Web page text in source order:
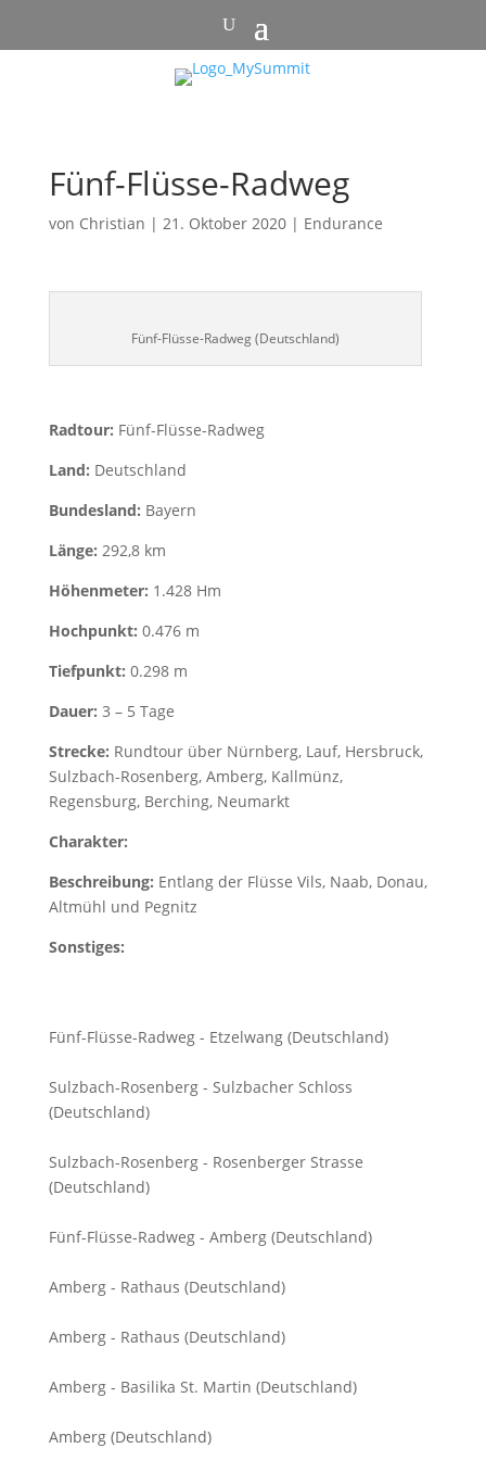
Fünf-Flüsse-Radweg
von Christian | 21. Oktober 2020| Endurance
Fünf-Flüsse-Radweg (Deutschland)
Radtour: Fünf-Flüsse-Radweg
Land: Deutschland
Bundesland: Bayern
Länge: 292,8 km
Höhenmeter: 1.428 Hm
Hochpunkt: 0.476 m
Tiefpunkt: 0.298 m
Dauer: 3 – 5 Tage
Strecke: Rundtour über Nürnberg, Lauf, Hersbruck,
Sulzbach-Rosenberg, Amberg, Kallmünz,
Regensburg, Berching, Neumarkt
Charakter:
Beschreibung: Entlang der Flüsse Vils, Naab, Donau,
Altmühl und Pegnitz
Sonstiges:
Fünf-Flüsse-Radweg - Etzelwang (Deutschland)
Sulzbach-Rosenberg - Sulzbacher Schloss
(Deutschland)
Sulzbach-Rosenberg - Rosenberger Strasse
(Deutschland)
Fünf-Flüsse-Radweg - Amberg (Deutschland)
Amberg - Rathaus (Deutschland)
Amberg - Rathaus (Deutschland)
Amberg - Basilika St. Martin (Deutschland)
Amberg (Deutschland)